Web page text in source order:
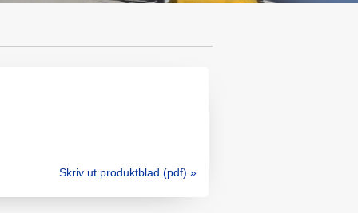
Skriv ut produktblad (pdf) »